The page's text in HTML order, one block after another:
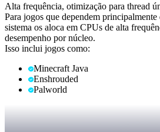
Alta frequência, otimização para thread
Para jogos que dependem
sistema os aloca em CPUs de alta
desempenho por núcleo.
Isso inclui jogos como:
Minecraft Java
Enshrouded
Palworld